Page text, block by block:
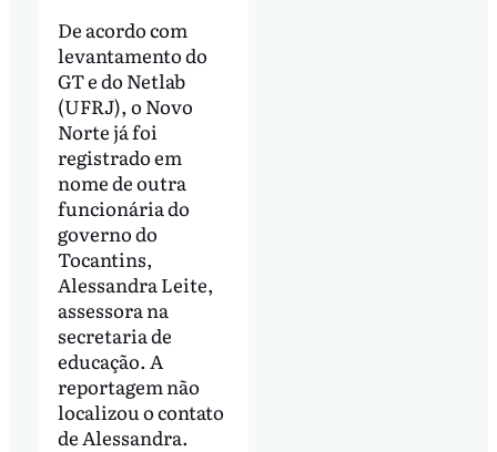
De acordo com
levantamento do
GT e do Netlab
(UFRJ), o Novo
Norte já foi
registrado em
nome de outra
funcionária do
governo do
Tocantins,
Alessandra Leite,
assessora na
secretaria de
educação. A
reportagem não
localizou o contato
de Alessandra.